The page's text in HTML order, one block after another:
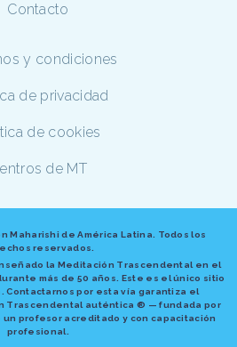
Contacto
y condiciones
de privacidad
de cookies
de MT
Maharishi de América Latina. Todos los
reservados.
la Meditación Trascendental en el
más de 50 años. Este es el único sitio
Contactarnos por esta vía garantiza el
Trascendental auténtica ® — fundada por
profesor acreditado y con capacitación
profesional.